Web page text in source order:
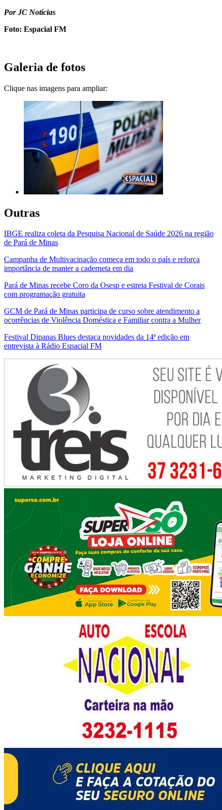
Por JC Notícias
Foto: Espacial FM
Galeria de fotos
Clique nas imagens para ampliar:
Outras
IBGE realiza coleta da Pesquisa Nacional de Saúde 2026 na região
de Pará de Minas
Campanha de Multivacinação começa em todo o país e reforça
importância de manter a caderneta em dia
Pará de Minas recebe Coro da Osesp e estreia Festival de Corais
com programação gratuita
GCM de Pará de Minas participa de curso sobre atendimento a
ocorrências de Violência Doméstica e Familiar contra a Mulher
Festival Dipanas Blues destaca novidades da 14ª edição em
entrevista à Rádio Espacial FM